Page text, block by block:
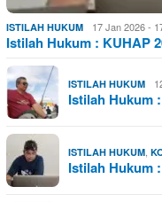
ISTILAH HUKUM 17 Jan 2026 -
Istilah Hukum : KUHAP
ISTILAH HUKUM
Istilah Hukum
ISTILAH HUKUM,
Istilah Hukum